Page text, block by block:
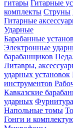
гитары Гитарные
комплекты Струны
Гитарные
Ударные
Барабанные
Электронные
барабанщиков
Литавры,
ударных установок
инструментов
Кавказские
ударных
Напольные томы
Гонги и